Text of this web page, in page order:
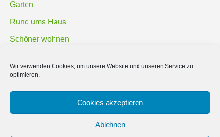
Wir verwenden Cookies, um unsere Website und unseren Service zu
optimieren.
Cookies akzeptieren
Ablehnen
Garten
Rund ums Haus
Schöner wohnen